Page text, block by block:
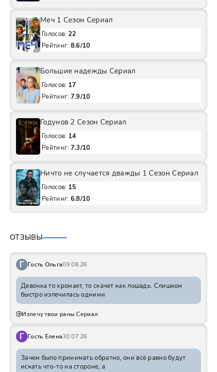
Меч 1 Сезон Сериал
Голосов: 22
Рейтинг: 8.6/10
Большие надежды Сериал
Голосов: 17
Рейтинг: 7.9/10
Годунов 2 Сезон Сериал
Голосов: 14
Рейтинг: 7.3/10
Ничто не случается дважды 1 Сезон Сериал
Голосов: 15
Рейтинг: 6.8/10
ОТЗЫВЫ
Г Гость Ольга09.08.26
Девочка то хромает, то скачет как лошадь. Слишком
быстро излечилась одними
Излечу твои раны Сериал
Г Гость Елена30.07.26
Зачем было принимать обратно, они всё равно будут
искать что-то на стороне, а